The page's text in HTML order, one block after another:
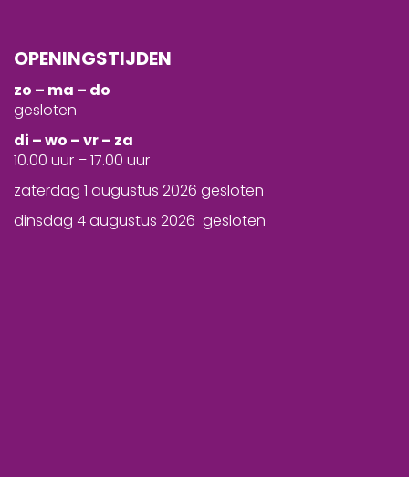
OPENINGSTIJDEN
zo – ma – do
gesloten
di – wo – vr – za
10.00 uur – 17.00 uur
zaterdag 1 augustus 2026 gesloten
dinsdag 4 augustus 2026 gesloten